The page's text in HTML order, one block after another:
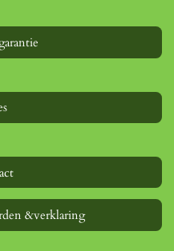
&verklaring